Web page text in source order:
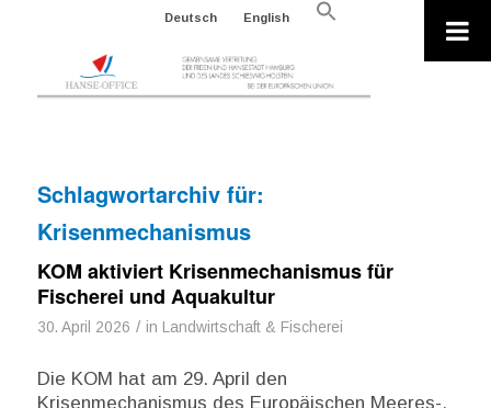
Deutsch English
Search
Schlagwortarchiv für:
Krisenmechanismus
KOM aktiviert Krisenmechanismus für
Fischerei und Aquakultur
30. April 2026 / in Landwirtschaft & Fischerei
Die KOM hat am 29. April den
Krisenmechanismus des Europäischen Meeres-,